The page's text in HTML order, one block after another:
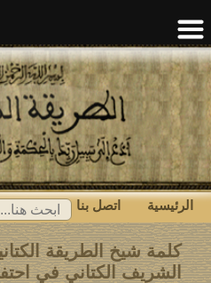
ابحث
عن:
الرئيسية اتصل بنا
كلمة شيخ الطريقة
الشريف الكتاني في